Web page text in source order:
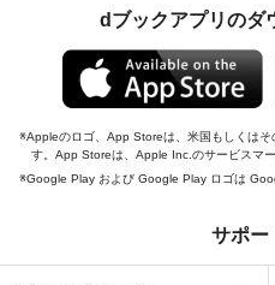
dブックアプリのダ
Appleのロゴ、App Storeは、米国もしくは
す。App Storeは、Apple Inc.のサービスマー
Google Play および Google Play ロゴは
サポー